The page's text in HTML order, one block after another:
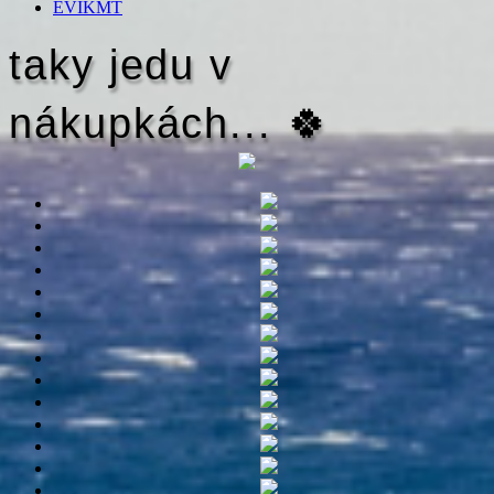
EVIKMT
taky jedu v
nákupkách... 🍀